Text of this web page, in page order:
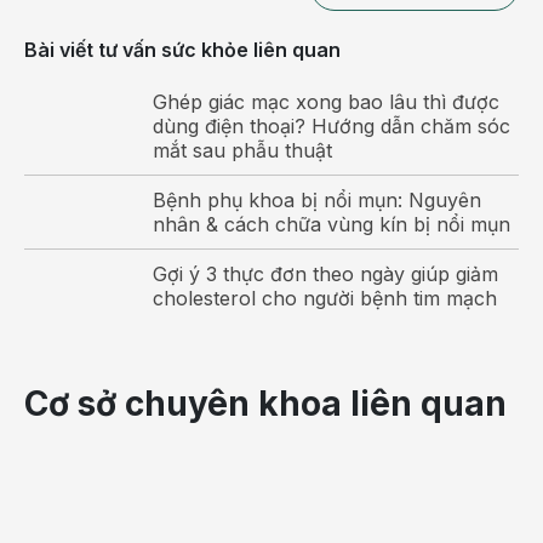
những khối u trong vòm họng.
viêm họng hạt
, thông thường người bệnh có thể trực tiếp quan sát
ở phía sau của thành họng, nhận thấy những hạt
nhỏ nổi lên khắp bề mặt với nhiều kích thước khác
nhau. Những hạt nổi lên ở thành họng này thường
không gây đau đớn nhưng gây cảm giác khó chịu,
vướng víu tại họng và ngứa họng.
Bài viết tư vấn sức khỏe liên quan
Ghép giác mạc xong bao lâu thì được
dùng điện thoại? Hướng dẫn chăm sóc
mắt sau phẫu thuật
Bệnh phụ khoa bị nổi mụn: Nguyên
nhân & cách chữa vùng kín bị nổi mụn
Gợi ý 3 thực đơn theo ngày giúp giảm
cholesterol cho người bệnh tim mạch
Cơ sở chuyên khoa liên quan